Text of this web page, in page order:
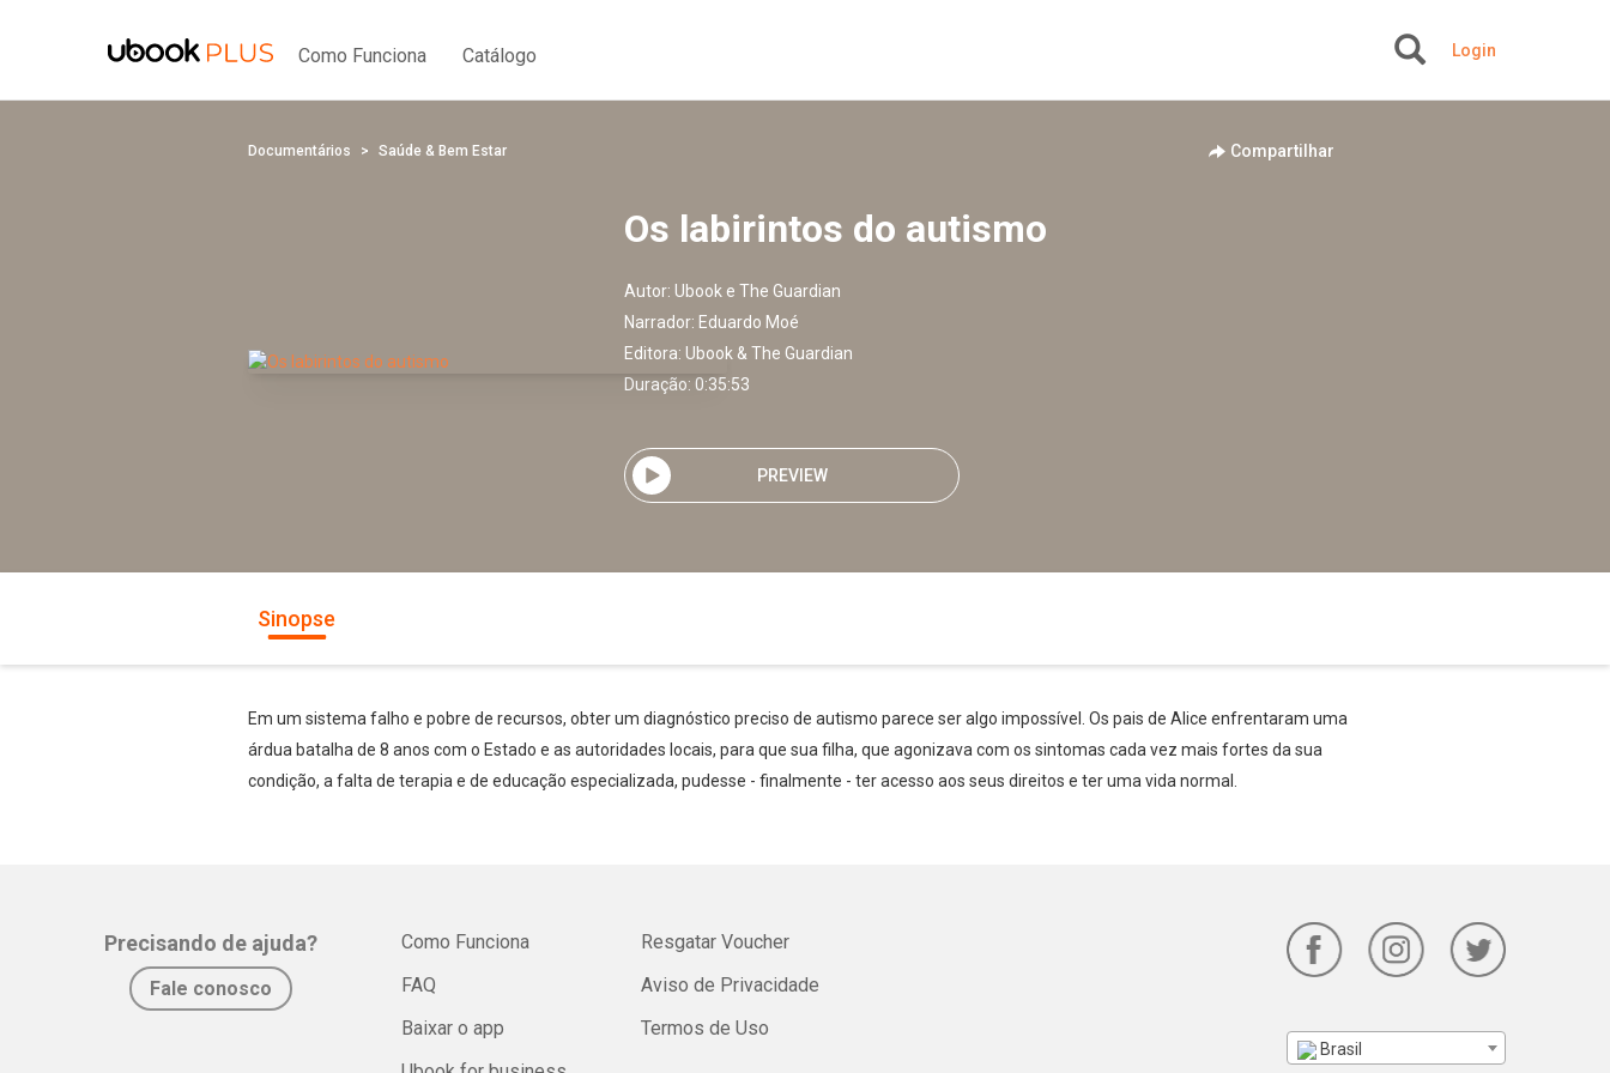
Como Funciona Catálogo Login
Documentários Saúde & Bem Estar Compartilhar
Os labirintos do autismo
Autor: Ubook e The Guardian
Narrador: Eduardo Moé
Editora: Ubook & The Guardian
Duração: 0:35:53
PREVIEW
Sinopse
Em um sistema falho e pobre de recursos, obter um diagnóstico preciso de autismo parece ser algo impossível. Os pais de Alice enfrentaram uma
árdua batalha de 8 anos com o Estado e as autoridades locais, para que sua filha, que agonizava com os sintomas cada vez mais fortes da sua
condição, a falta de terapia e de educação especializada, pudesse - finalmente - ter acesso aos seus direitos e ter uma vida normal.
Precisando de ajuda?
Fale conosco
Como Funciona
FAQ
Baixar o app
Resgatar Voucher
Aviso de Privacidade
Termos de Uso
Brasil